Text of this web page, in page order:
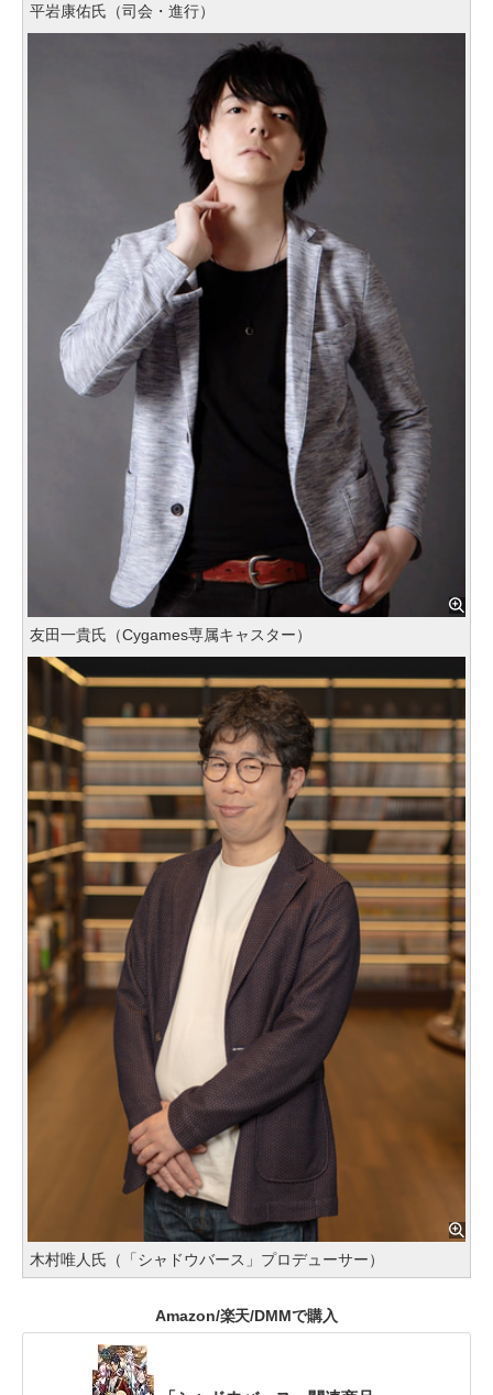
平岩康佑氏（司会・進行）
友田一貴氏（Cygames専属キャスター）
木村唯人氏（「シャドウバース」プロデューサー）
Amazon/楽天/DMMで購入